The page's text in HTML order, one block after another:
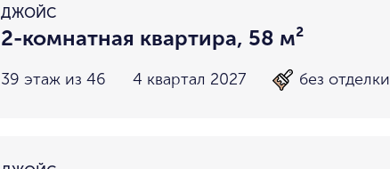
ДЖОЙС
2-комнатная квартира, 58 м²
39 этаж из 46 4 квартал 2027 без отделки